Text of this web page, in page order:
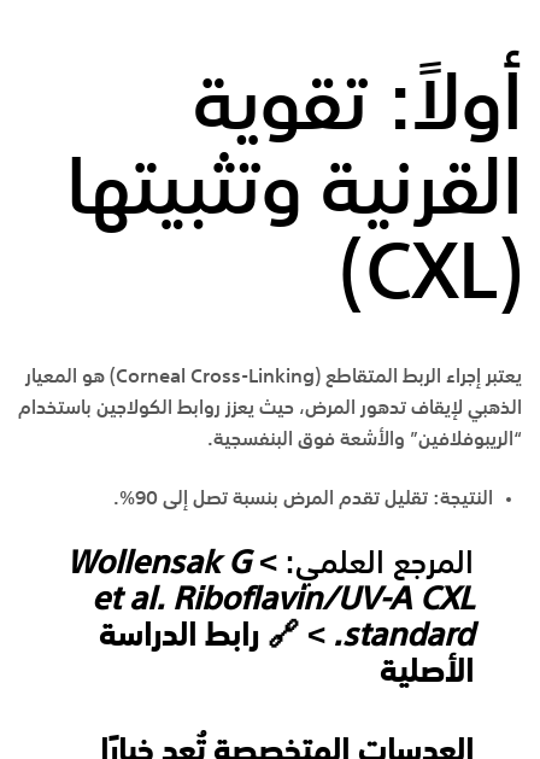
أولاً: تقوية
القرنية وتثبيتها
(CXL)
يعتبر إجراء الربط المتقاطع (Corneal Cross-Linking)
هو المعيار
الذهبي لإيقاف تدهور المرض، حيث يعزز روابط الكولاجين باستخدام
“الريبوفلافين” والأشعة فوق البنفسجية.
النتيجة: تقليل تقدم المرض بنسبة تصل إلى 90%.
المرجع العلمي: >
Wollensak G
et al. Riboflavin/UV-A CXL
standard.
> 🔗 رابط الدراسة
الأصلية